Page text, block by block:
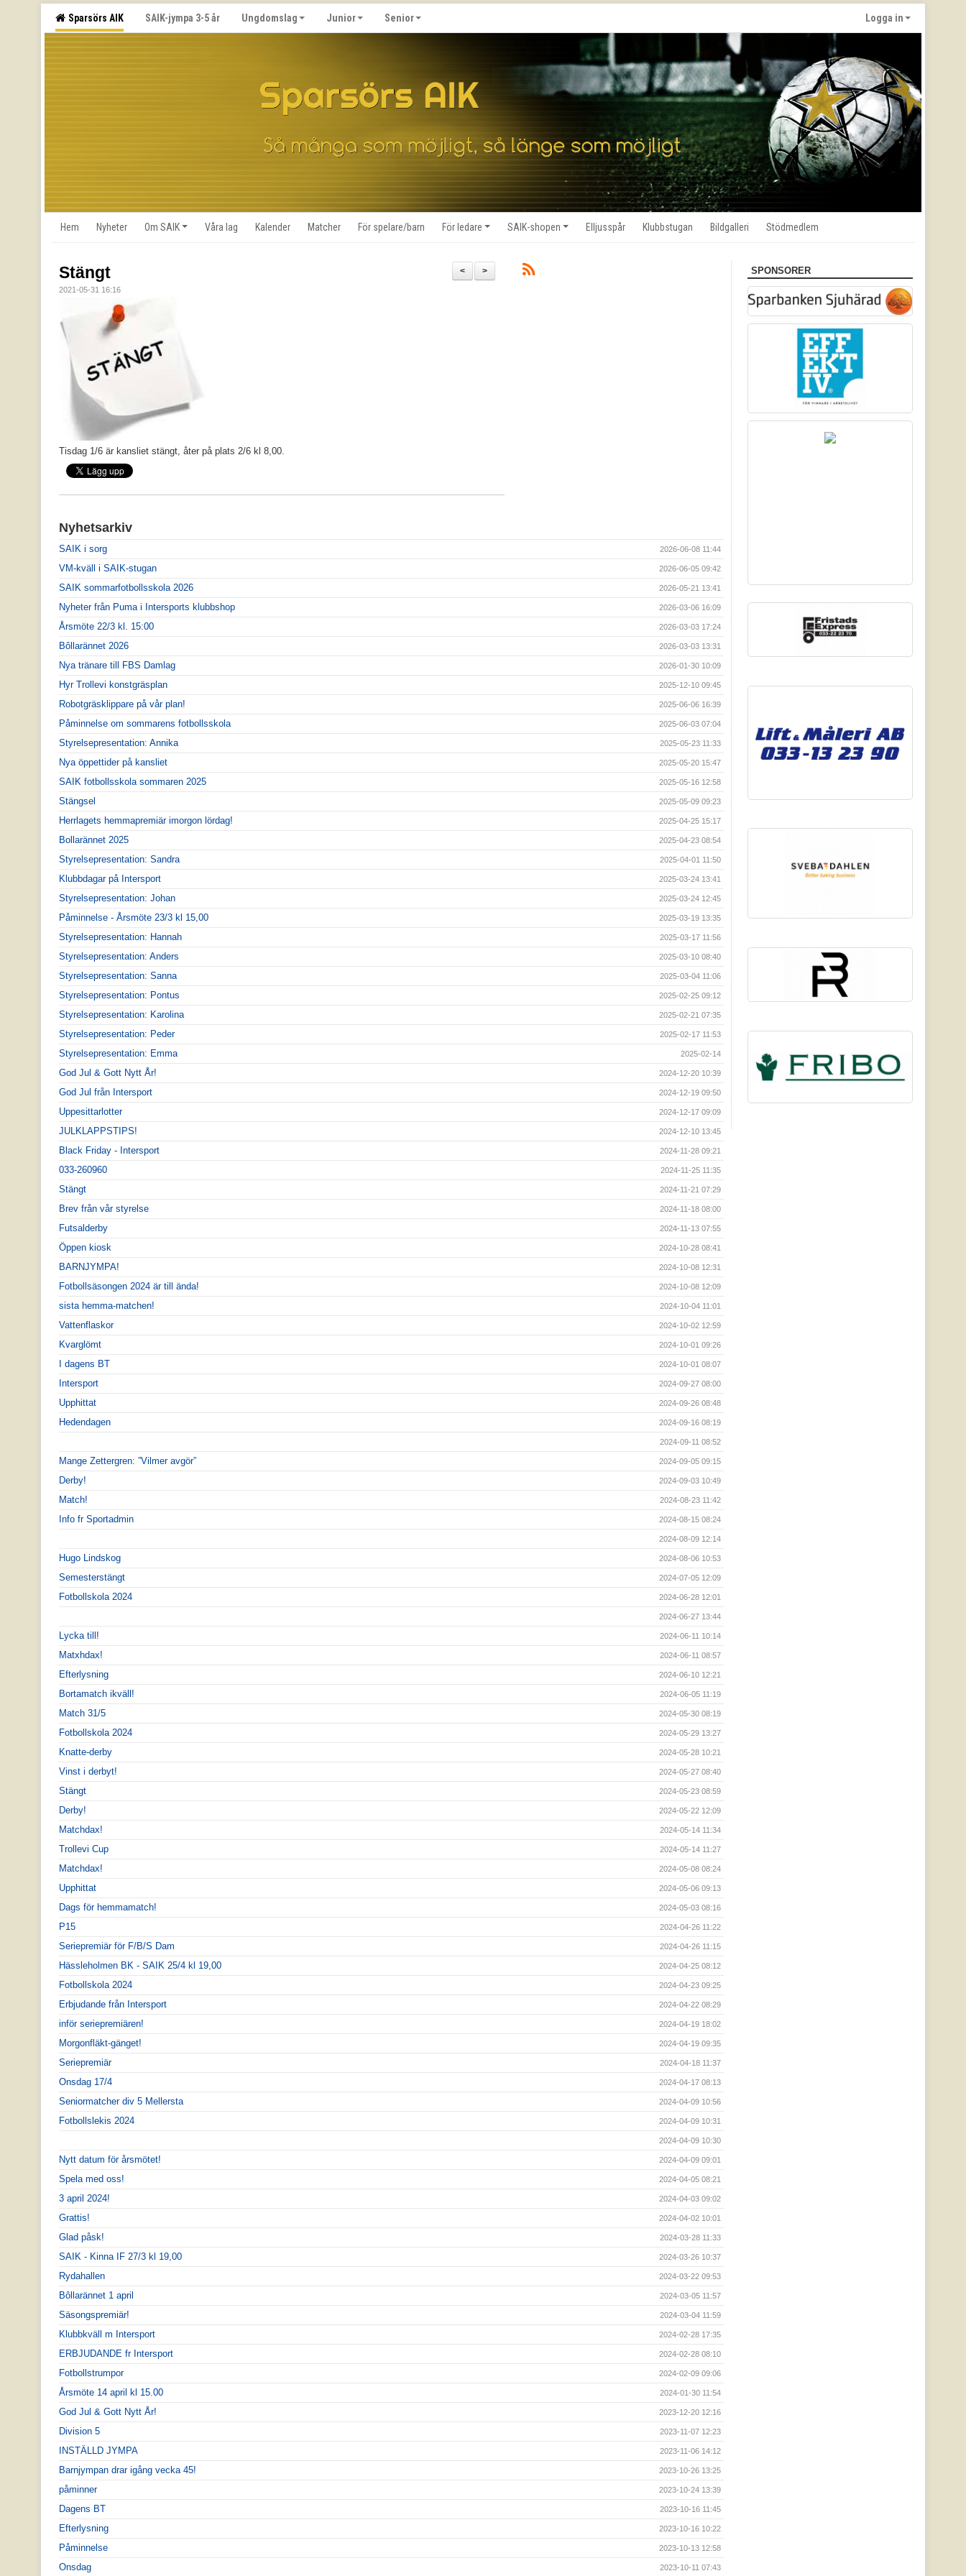
Sparsörs AIK SAIK-jympa 3-5 år Ungdomslag Junior Senior Logga in
Hem Nyheter Om SAIK Våra lag Kalender Matcher För spelare/barn För ledare SAIK-shopen Elljusspår Klubbstugan Bildgalleri Stödmedlem
>
<
Stängt
2021-05-31 16:16
Tisdag 1/6 är kansliet stängt, åter på plats 2/6 kl 8,00.
Nyhetsarkiv
SAIK i sorg 2026-06-08 11:44
VM-kväll i SAIK-stugan 2026-06-05 09:42
SAIK sommarfotbollsskola 2026 2026-05-21 13:41
Nyheter från Puma i Intersports klubbshop 2026-03-06 16:09
Årsmöte 22/3 kl. 15:00 2026-03-03 17:24
Bôllarännet 2026 2026-03-03 13:31
Nya tränare till FBS Damlag 2026-01-30 10:09
Hyr Trollevi konstgräsplan 2025-12-10 09:45
Robotgräsklippare på vår plan! 2025-06-06 16:39
Påminnelse om sommarens fotbollsskola 2025-06-03 07:04
Styrelsepresentation: Annika 2025-05-23 11:33
Nya öppettider på kansliet 2025-05-20 15:47
SAIK fotbollsskola sommaren 2025 2025-05-16 12:58
Stängsel 2025-05-09 09:23
Herrlagets hemmapremiär imorgon lördag! 2025-04-25 15:17
Bollarännet 2025 2025-04-23 08:54
Styrelsepresentation: Sandra 2025-04-01 11:50
Klubbdagar på Intersport 2025-03-24 13:41
Styrelsepresentation: Johan 2025-03-24 12:45
Påminnelse - Årsmöte 23/3 kl 15,00 2025-03-19 13:35
Styrelsepresentation: Hannah 2025-03-17 11:56
Styrelsepresentation: Anders 2025-03-10 08:40
Styrelsepresentation: Sanna 2025-03-04 11:06
Styrelsepresentation: Pontus 2025-02-25 09:12
Styrelsepresentation: Karolina 2025-02-21 07:35
Styrelsepresentation: Peder 2025-02-17 11:53
Styrelsepresentation: Emma 2025-02-14
God Jul & Gott Nytt År! 2024-12-20 10:39
God Jul från Intersport 2024-12-19 09:50
Uppesittarlotter 2024-12-17 09:09
JULKLAPPSTIPS! 2024-12-10 13:45
Black Friday - Intersport 2024-11-28 09:21
033-260960 2024-11-25 11:35
Stängt 2024-11-21 07:29
Brev från vår styrelse 2024-11-18 08:00
Futsalderby 2024-11-13 07:55
Öppen kiosk 2024-10-28 08:41
BARNJYMPA! 2024-10-08 12:31
Fotbollsäsongen 2024 är till ända! 2024-10-08 12:09
sista hemma-matchen! 2024-10-04 11:01
Vattenflaskor 2024-10-02 12:59
Kvarglömt 2024-10-01 09:26
I dagens BT 2024-10-01 08:07
Intersport 2024-09-27 08:00
Upphittat 2024-09-26 08:48
Hedendagen 2024-09-16 08:19
2024-09-11 08:52
Mange Zettergren: ”Vilmer avgör” 2024-09-05 09:15
Derby! 2024-09-03 10:49
Match! 2024-08-23 11:42
Info fr Sportadmin 2024-08-15 08:24
2024-08-09 12:14
Hugo Lindskog 2024-08-06 10:53
Semesterstängt 2024-07-05 12:09
Fotbollskola 2024 2024-06-28 12:01
2024-06-27 13:44
Lycka till! 2024-06-11 10:14
Matxhdax! 2024-06-11 08:57
Efterlysning 2024-06-10 12:21
Bortamatch ikväll! 2024-06-05 11:19
Match 31/5 2024-05-30 08:19
Fotbollskola 2024 2024-05-29 13:27
Knatte-derby 2024-05-28 10:21
Vinst i derbyt! 2024-05-27 08:40
Stängt 2024-05-23 08:59
Derby! 2024-05-22 12:09
Matchdax! 2024-05-14 11:34
Trollevi Cup 2024-05-14 11:27
Matchdax! 2024-05-08 08:24
Upphittat 2024-05-06 09:13
Dags för hemmamatch! 2024-05-03 08:16
P15 2024-04-26 11:22
Seriepremiär för F/B/S Dam 2024-04-26 11:15
Hässleholmen BK - SAIK 25/4 kl 19,00 2024-04-25 08:12
Fotbollskola 2024 2024-04-23 09:25
Erbjudande från Intersport 2024-04-22 08:29
inför seriepremiären! 2024-04-19 18:02
Morgonfläkt-gänget! 2024-04-19 09:35
Seriepremiär 2024-04-18 11:37
Onsdag 17/4 2024-04-17 08:13
Seniormatcher div 5 Mellersta 2024-04-09 10:56
Fotbollslekis 2024 2024-04-09 10:31
2024-04-09 10:30
Nytt datum för årsmötet! 2024-04-09 09:01
Spela med oss! 2024-04-05 08:21
3 april 2024! 2024-04-03 09:02
Grattis! 2024-04-02 10:01
Glad påsk! 2024-03-28 11:33
SAIK - Kinna IF 27/3 kl 19,00 2024-03-26 10:37
Rydahallen 2024-03-22 09:53
Bôllarännet 1 april 2024-03-05 11:57
Säsongspremiär! 2024-03-04 11:59
Klubbkväll m Intersport 2024-02-28 17:35
ERBJUDANDE fr Intersport 2024-02-28 08:10
Fotbollstrumpor 2024-02-09 09:06
Årsmöte 14 april kl 15.00 2024-01-30 11:54
God Jul & Gott Nytt År! 2023-12-20 12:16
Division 5 2023-11-07 12:23
INSTÄLLD JYMPA 2023-11-06 14:12
Barnjympan drar igång vecka 45! 2023-10-26 13:25
påminner 2023-10-24 13:39
Dagens BT 2023-10-16 11:45
Efterlysning 2023-10-16 10:22
Påminnelse 2023-10-13 12:58
Onsdag 2023-10-11 07:43
SPONSORER